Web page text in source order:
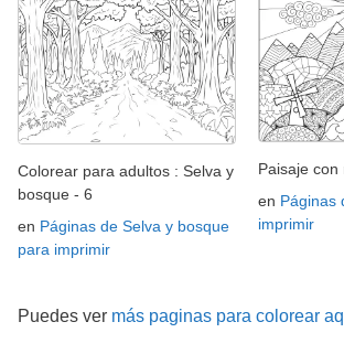
Colorear para adultos : Selva y
bosque - 6
en Páginas de Selva y bosque
para imprimir
Paisaje con
en Páginas
imprimir
Puedes ver más paginas para colorear